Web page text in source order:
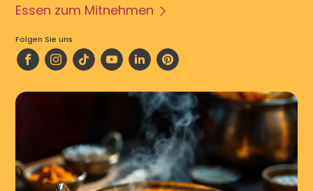
Essen zum Mitnehmen
Folgen Sie uns